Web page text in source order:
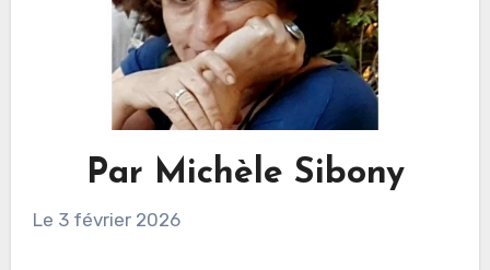
Par Michèle Sibony
Le 3 février 2026